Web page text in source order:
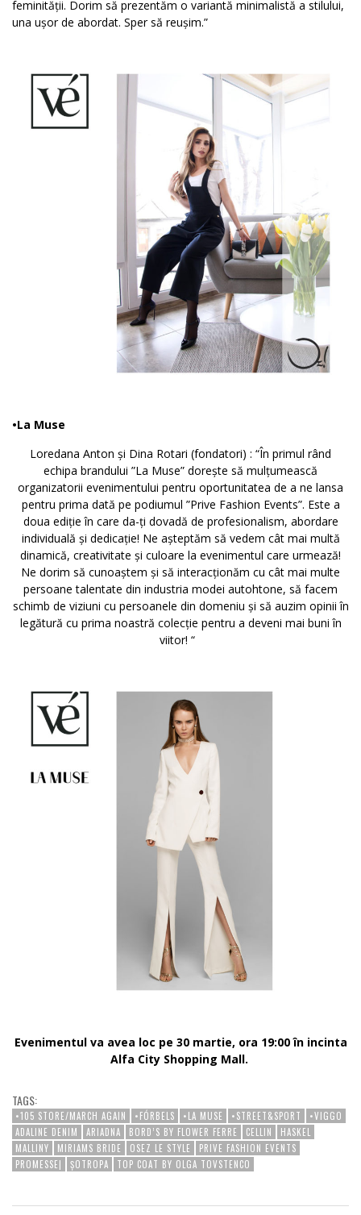
feminității. Dorim să prezentăm o variantă minimalistă a stilului,
una ușor de abordat. Sper să reușim.”
•La Muse
Loredana Anton și Dina Rotari (fondatori) : “În primul rând
echipa brandului ”La Muse” dorește să mulțumească
organizatorii evenimentului pentru oportunitatea de a ne lansa
pentru prima dată pe podiumul ”Prive Fashion Events”. Este a
doua ediție în care da-ți dovadă de profesionalism, abordare
individuală și dedicație! Ne așteptăm să vedem cât mai multă
dinamică, creativitate și culoare la evenimentul care urmează!
Ne dorim să cunoaștem și să interacționăm cu cât mai multe
persoane talentate din industria modei autohtone, să facem
schimb de viziuni cu persoanele din domeniu și să auzim opinii în
legătură cu prima noastră colecție pentru a deveni mai buni în
viitor! “
Evenimentul va avea loc pe 30 martie, ora 19:00 în incinta
Alfa City Shopping Mall.
TAGS:
•105 STORE/MARCH AGAIN •FÓRBELS •LA MUSE •STREET&SPORT
•VIGGO
ADALINE DENIM
ARIADNA BORD’S BY FLOWER FERRE CELLIN
HASKEL
MALLINY
MIRIAMS BRIDE OSEZ LE STYLE
PRIVE FASHION EVENTS
PROMESSE|
ȘOTROPA TOP COAT BY OLGA TOVSTENCO